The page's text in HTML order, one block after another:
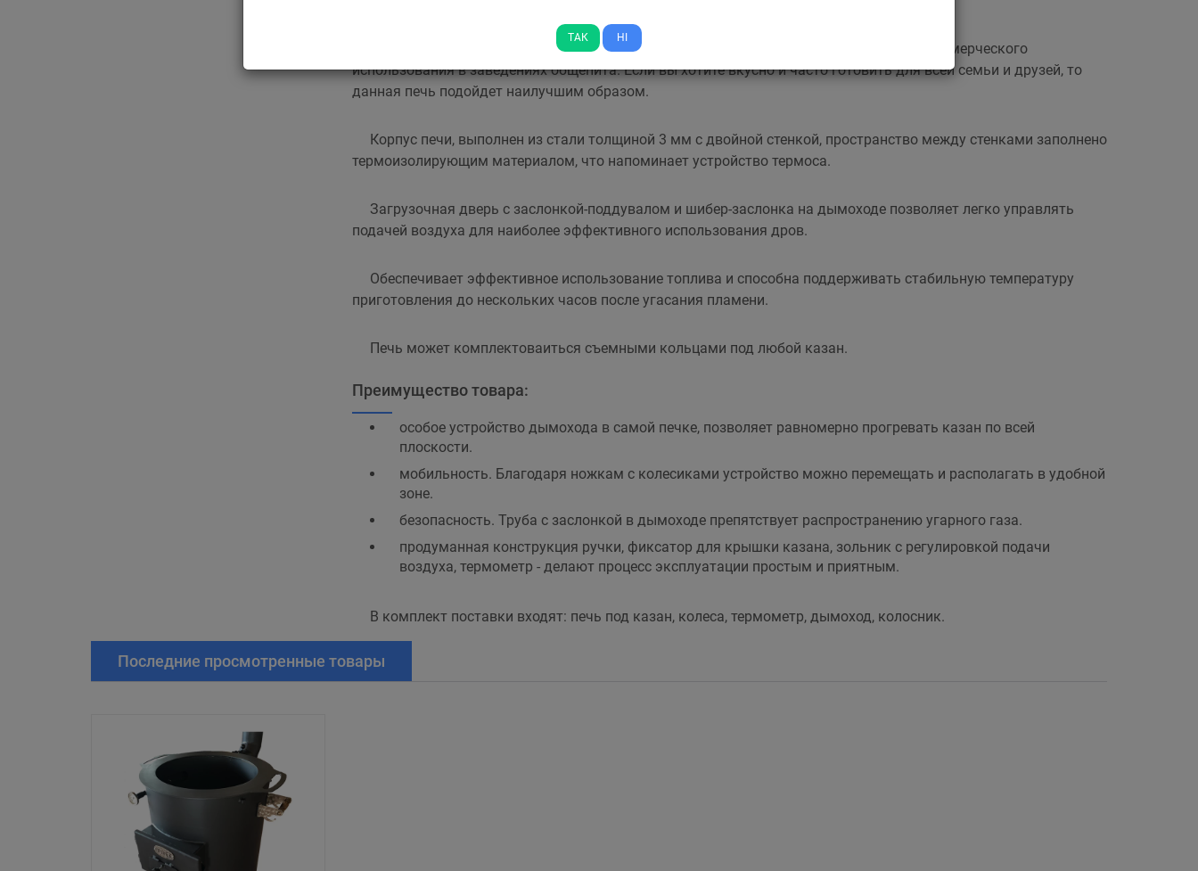
Является прекрасным устройством для мангальной зоны частного дома или для коммерческого
использования в заведениях общепита. Если вы хотите вкусно и часто готовить для всей семьи и друзей, то
данная печь подойдет наилучшим образом.
Корпус печи, выполнен из стали толщиной 3 мм с двойной стенкой, пространство между стенками заполнено
термоизолирующим материалом, что напоминает устройство термоса.
Загрузочная дверь с заслонкой-поддувалом и шибер-заслонка на дымоходе позволяет легко управлять
подачей воздуха для наиболее эффективного использования дров.
Обеспечивает эффективное использование топлива и способна поддерживать стабильную температуру
приготовления до нескольких часов после угасания пламени.
Печь может комплектоваиться съемными кольцами под любой казан.
Преимущество товара:
особое устройство дымохода в самой печке, позволяет равномерно прогревать казан по всей
плоскости.
мобильность. Благодаря ножкам с колесиками устройство можно перемещать и располагать в удобной
зоне.
безопасность. Труба с заслонкой в дымоходе препятствует распространению угарного газа.
продуманная конструкция ручки, фиксатор для крышки казана, зольник с регулировкой подачи
воздуха, термометр - делают процесс эксплуатации простым и приятным.
В комплект поставки входят: печь под казан, колеса, термометр, дымоход, колосник.
Последние просмотренные товары
ТАК НІ